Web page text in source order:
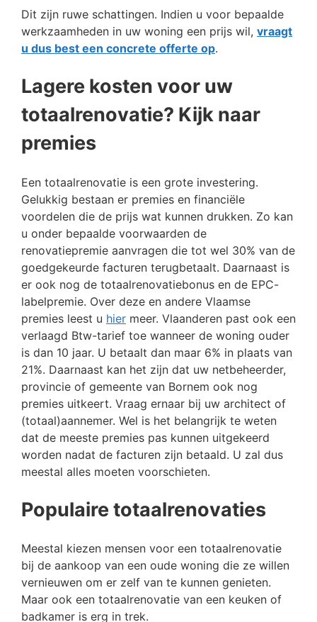
Dit zijn ruwe schattingen. Indien u voor bepaalde
werkzaamheden in uw woning een prijs wil, vraagt
u dus best een concrete offerte op.
Lagere kosten voor uw
totaalrenovatie? Kijk naar
premies
Een totaalrenovatie is een grote investering.
Gelukkig bestaan er premies en financiële
voordelen die de prijs wat kunnen drukken. Zo kan
u onder bepaalde voorwaarden de
renovatiepremie aanvragen die tot wel 30% van de
goedgekeurde facturen terugbetaalt. Daarnaast is
er ook nog de totaalrenovatiebonus en de EPC-
labelpremie. Over deze en andere Vlaamse
premies leest u hier meer. Vlaanderen past ook een
verlaagd Btw-tarief toe wanneer de woning ouder
is dan 10 jaar. U betaalt dan maar 6% in plaats van
21%. Daarnaast kan het zijn dat uw netbeheerder,
provincie of gemeente van Bornem ook nog
premies uitkeert. Vraag ernaar bij uw architect of
(totaal)aannemer. Wel is het belangrijk te weten
dat de meeste premies pas kunnen uitgekeerd
worden nadat de facturen zijn betaald. U zal dus
meestal alles moeten voorschieten.
Populaire totaalrenovaties
Meestal kiezen mensen voor een totaalrenovatie
bij de aankoop van een oude woning die ze willen
vernieuwen om er zelf van te kunnen genieten.
Maar ook een totaalrenovatie van een keuken of
badkamer is erg in trek.